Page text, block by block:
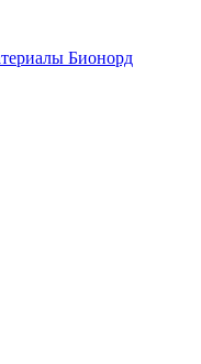
Бионорд